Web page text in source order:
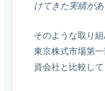
けてきた実績があ
そのような取り
東京株式市場第
資会社と比較して